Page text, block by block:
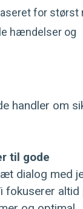
for størst
hændelser og
handler om
til gode
dialog med
fokuserer altid